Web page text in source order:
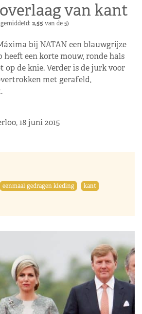
van kant
2,55 van de 5)
bij NATAN een blauwgrijze
een korte mouw, ronde hals
op de knie. Verder is de jurk voor
met gerafeld,
18 juni 2015
eenmaal gedragen kleding
kant